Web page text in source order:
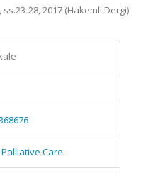
28, 2017 (Hakemli Dergi)
Care